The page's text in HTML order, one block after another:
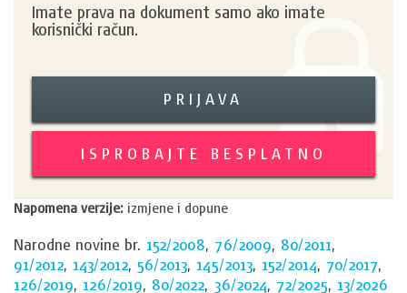
Imate prava na dokument samo ako imate
korisnički račun.
PRIJAVA
ISPROBAJTE BESPLATNO
Napomena verzije: izmjene i dopune
Narodne novine br. 152/2008, 76/2009, 80/2011,
91/2012, 143/2012, 56/2013, 145/2013, 152/2014, 70/2017,
126/2019, 126/2019, 80/2022, 36/2024, 72/2025, 13/2026